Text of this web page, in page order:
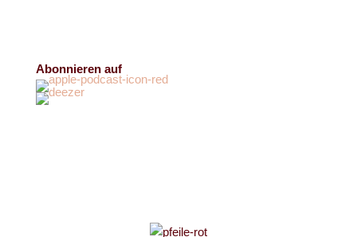
Abonnieren auf